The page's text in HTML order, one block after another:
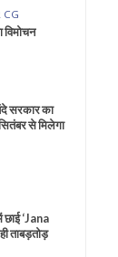
CG
विमोचन
सरकार का
से मिलेगा
‘Jana
ताबड़तोड़